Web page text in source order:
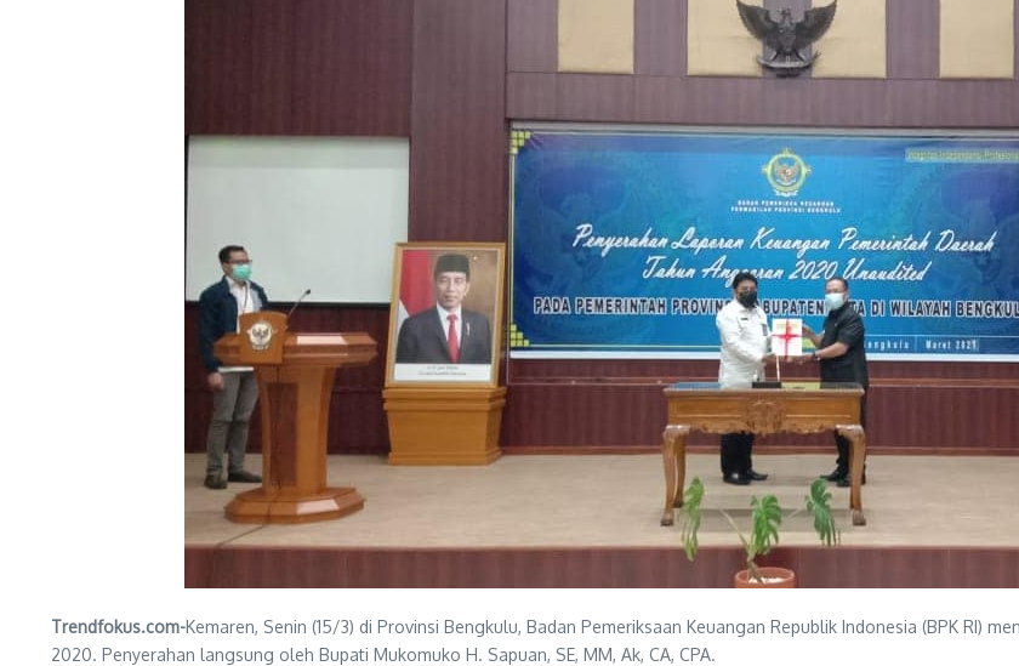
Trendfokus.com-Kemaren, Senin (15/3) di Provinsi Bengkulu, Badan Pemeriksaan Keuangan Republik Indonesia (BPK RI)
2020. Penyerahan langsung oleh Bupati Mukomuko H. Sapuan, SE, MM, Ak, CA, CPA.